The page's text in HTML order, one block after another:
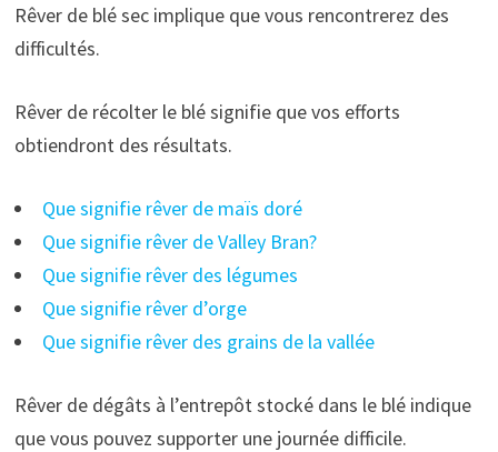
Rêver de blé sec implique que vous rencontrerez des
difficultés.
Rêver de récolter le blé signifie que vos efforts
obtiendront des résultats.
Que signifie rêver de maïs doré
Que signifie rêver de Valley Bran?
Que signifie rêver des légumes
Que signifie rêver d’orge
Que signifie rêver des grains de la vallée
Rêver de dégâts à l’entrepôt stocké dans le blé indique
que vous pouvez supporter une journée difficile.